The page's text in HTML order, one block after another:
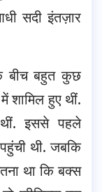
सदी इंतज़ार
बीच बहुत कुछ
शामिल हुए थीं.
इससे पहले
थी. जबकि
था कि बक्स